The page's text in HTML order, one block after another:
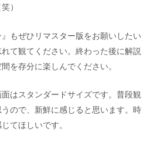
）
もぜひリマスター版をお願いしたい
て観てください。終わった後に解説
を存分に楽しんでください。
はスタンダードサイズです。普段観
ので、新鮮に感じると思います。時
てほしいです。